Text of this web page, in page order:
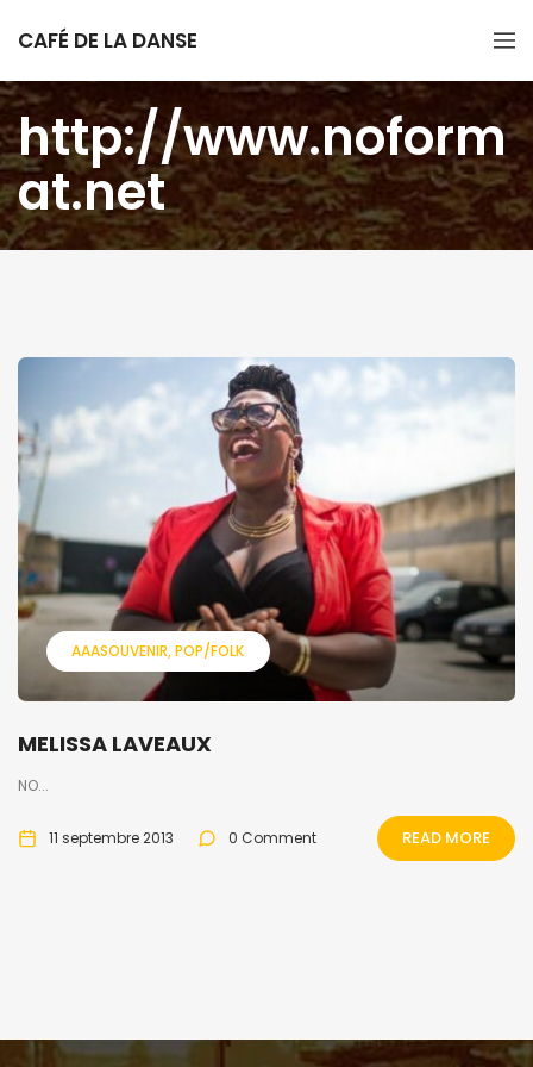
CAFÉ DE LA DANSE
http://www.noform
at.net
AAASOUVENIR POP/FOLK
MELISSA LAVEAUX
NO...
11 septembre 2013 0 Comment READ MORE